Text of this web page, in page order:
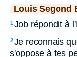
Louis Segond
1Job répondit à
2Je reconnais
s'oppose à tes